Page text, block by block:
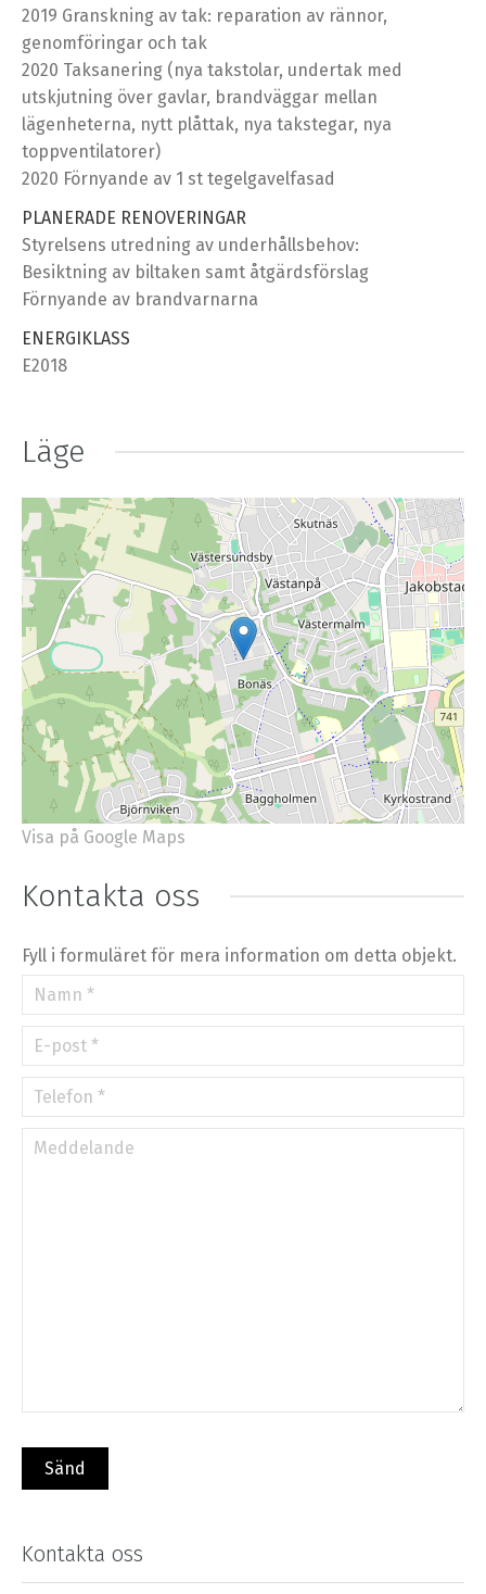
2019 Granskning av tak: reparation av rännor,
genomföringar och tak
2020 Taksanering (nya takstolar, undertak med
utskjutning över gavlar, brandväggar mellan
lägenheterna, nytt plåttak, nya takstegar, nya
toppventilatorer)
2020 Förnyande av 1 st tegelgavelfasad
PLANERADE RENOVERINGAR
Styrelsens utredning av underhållsbehov:
Besiktning av biltaken samt åtgärdsförslag
Förnyande av brandvarnarna
ENERGIKLASS
E2018
Läge
+
−
©OpenStreetMap contributors.
»
Visa på Google Maps
Kontakta oss
Fyll i formuläret för mera information om detta objekt.
Kontakta oss